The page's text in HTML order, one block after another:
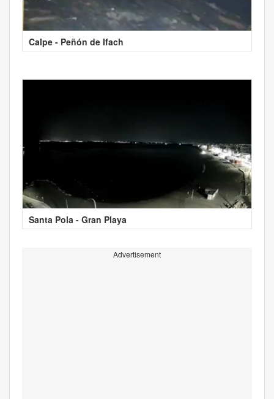
Calpe - Peñón de Ifach
Santa Pola - Gran Playa
Advertisement